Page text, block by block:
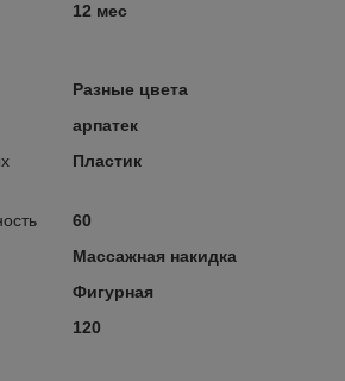
12 мес
Разные цвета
арпатек
Пластик
60
Массажная накидка
Фигурная
120